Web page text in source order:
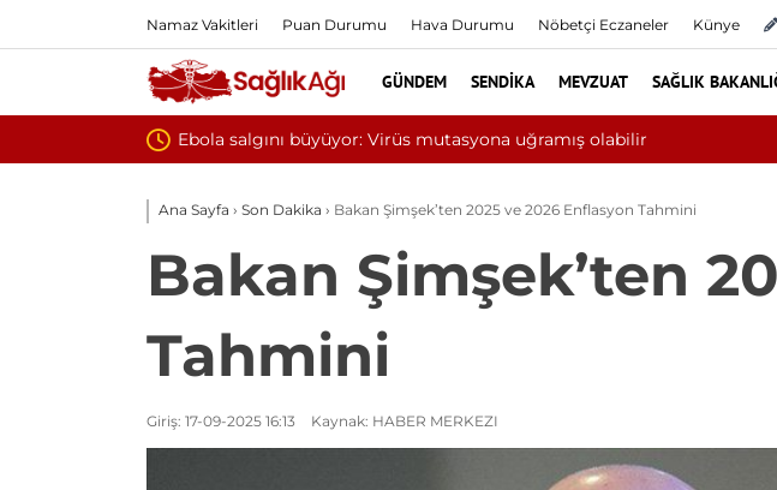
Namaz Vakitleri Puan Durumu Hava Durumu Nöbetçi Eczaneler Künye
GÜNDEM SENDIKA MEVZUAT SAĞLIK
Yılın ilk 6 ayında 10 bini aşkın hasta
Ana Sayfa › Son Dakika › Bakan Şimşek’ten 2025 ve 2026 Enflasyon Tahmini
Bakan Şimşek’ten
Tahmini
Giriş: 17-09-2025 16:13 Kaynak: HABER MERKEZI